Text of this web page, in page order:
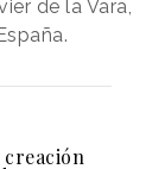
de la Vara,
creación